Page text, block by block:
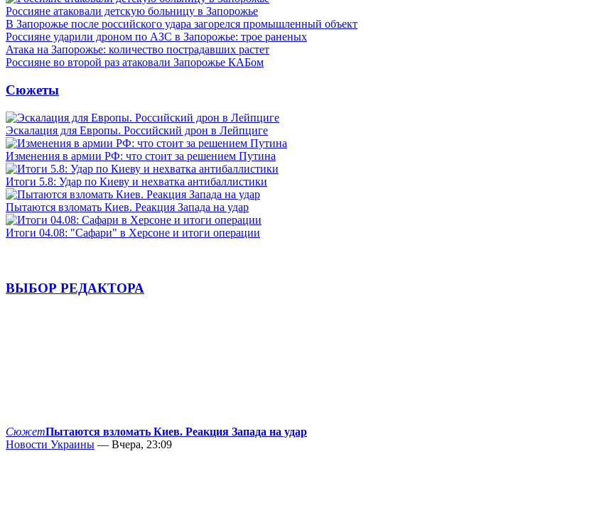
Россияне атаковали детскую больницу в Запорожье
В Запорожье после российского удара загорелся промышленный объект
Россияне ударили дроном по АЗС в Запорожье: трое раненых
Атака на Запорожье: количество пострадавших растет
Россияне во второй раз атаковали Запорожье КАБом
Сюжеты
Эскалация для Европы. Российский дрон в Лейпциге
Изменения в армии РФ: что стоит за решением Путина
Итоги 5.8: Удар по Киеву и нехватка антибаллистики
Пытаются взломать Киев. Реакция Запада на удар
Итоги 04.08: "Сафари" в Херсоне и итоги операции
ВЫБОР РЕДАКТОРА
СюжетПытаются взломать Киев. Реакция Запада на удар
Новости Украины — Вчера, 23:09